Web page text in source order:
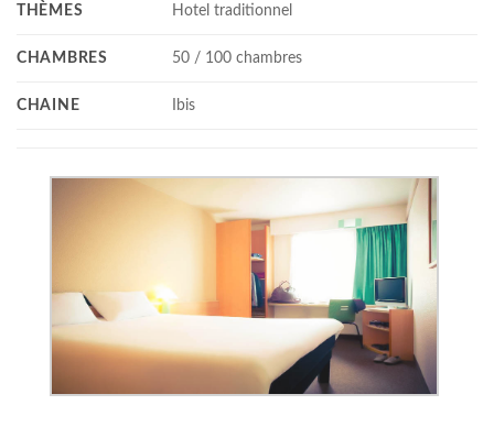
THÈMES Hotel traditionnel
CHAMBRES 50 / 100 chambres
CHAINE Ibis